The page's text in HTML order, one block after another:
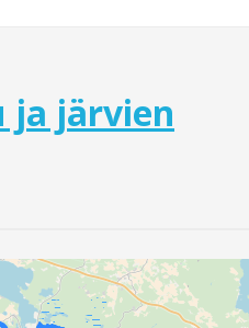
ja järvien